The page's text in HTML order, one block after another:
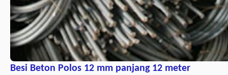
Besi Beton Polos 12 mm panjang 12 meter